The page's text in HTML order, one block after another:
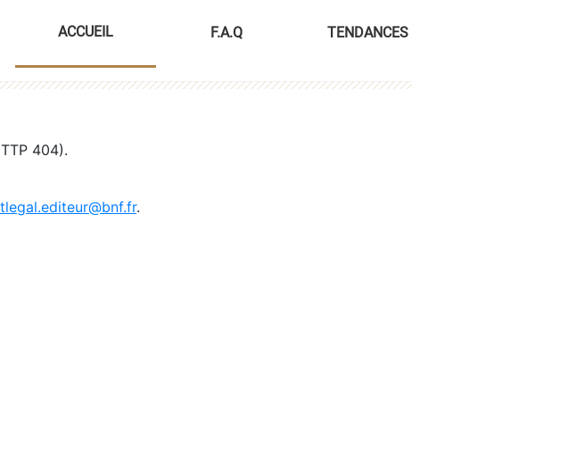
ACCUEIL F.A.Q TENDANCES
404).
.